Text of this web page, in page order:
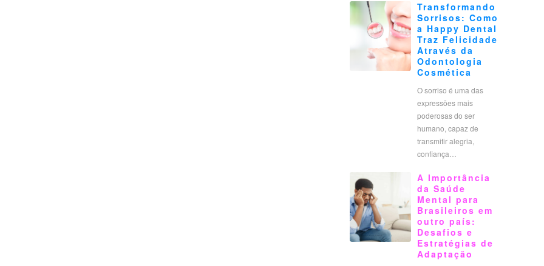
Transformando
Sorrisos: Como
a Happy Dental
Traz Felicidade
Através da
Odontologia
Cosmética
O sorriso é uma das
expressões mais
poderosas do ser
humano, capaz de
transmitir alegria,
confiança…
A Importância
da Saúde
Mental para
Brasileiros em
outro país:
Desafios e
Estratégias de
Adaptação